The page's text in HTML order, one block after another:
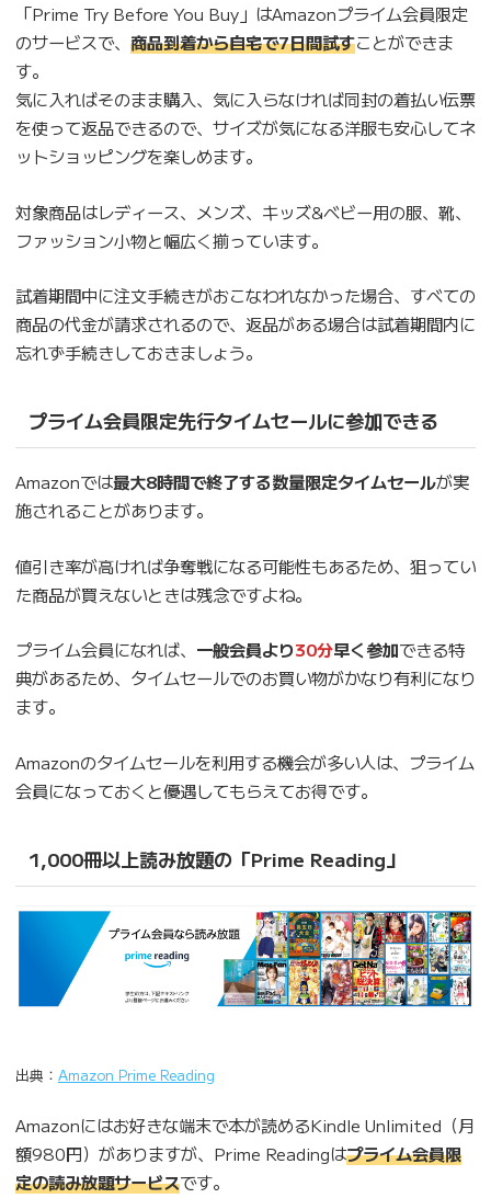
「Prime Try Before You Buy」はAmazonプライム会員限定
のサービスで、 商品到着から自宅で7日間試すことができま
す。
気に入ればそのまま購入、気に入らなければ同封の着払い伝票
を使って返品できるので、サイズが気になる洋服も安心してネ
ットショッピングを楽しめます。
対象商品はレディース、メンズ、キッズ&ベビー用の服、靴、
ファッション小物と幅広く揃っています。
試着期間中に注文手続きがおこなわれなかった場合、すべての
商品の代金が請求されるので、返品がある場合は試着期間内に
忘れず手続きしておきましょう。
プライム会員限定先行タイムセールに参加できる
Amazonでは最大8時間で終了する数量限定タイムセールが実
施されることがあります。
値引き率が高ければ争奪戦になる可能性もあるため、狙ってい
た商品が買えないときは残念ですよね。
プライム会員になれば、 一般会員より30分早く参加できる特
典があるため、タイムセールでのお買い物がかなり有利になり
ます。
Amazonのタイムセールを利用する機会が多い人は、プライム
会員になっておくと優遇してもらえてお得です。
1,000冊以上読み放題の「Prime Reading」
出典： Amazon Prime Reading
Amazonにはお好きな端末で本が読めるKindle Unlimited（月
額980円）がありますが、Prime Readingはプライム会員限
定の読み放題サービスです。